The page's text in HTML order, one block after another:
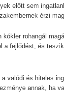
előtt sem
érzi
kókler rohangál
a fejlődést, és
valódi és hiteles
annak, ha